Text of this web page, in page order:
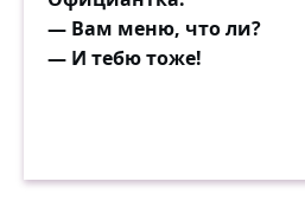
— Вам меню, что ли?
— И тебю тоже!